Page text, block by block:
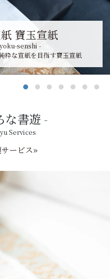
寶玉宣紙
senshi -
粋な宣紙を目指す寶玉宣紙
な書遊
Services
ービス»